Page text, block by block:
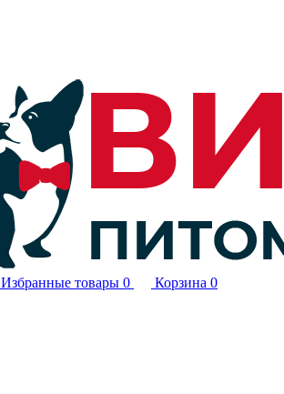
Избранные товары 0 Корзина 0